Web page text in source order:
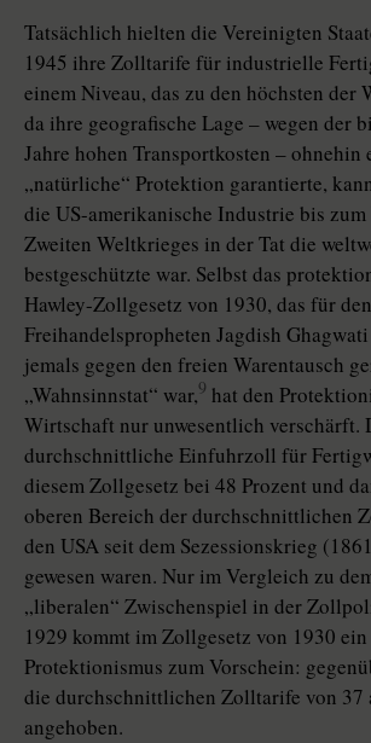
Tatsächlich hielten die Vereinigten
1945 ihre Zolltarife für industrielle
einem Niveau, das zu den höchsten der
da ihre geografische Lage – wegen der
Jahre hohen Transportkosten – ohnehin
„natürliche“ Protektion garantierte,
die US-amerikanische Industrie bis zum
Zweiten Weltkrieges in der Tat die
bestgeschützte war. Selbst das
Hawley-Zollgesetz von 1930, das für
Freihandelspropheten Jagdish
jemals gegen den freien Warentausch
„Wahnsinnstat“ war,9 hat den
Wirtschaft nur unwesentlich verschärft.
durchschnittliche Einfuhrzoll für
diesem Zollgesetz bei 48 Prozent und
oberen Bereich der durchschnittlichen
den USA seit dem Sezessionskrieg
gewesen waren. Nur im Vergleich zu
„liberalen“ Zwischenspiel in der
1929 kommt im Zollgesetz von 1930
Protektionismus zum Vorschein:
die durchschnittlichen Zolltarife von 37
angehoben.